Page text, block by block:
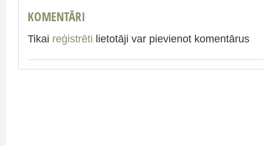
KOMENTĀRI
Tikai reģistrēti lietotāji var pievienot komentārus